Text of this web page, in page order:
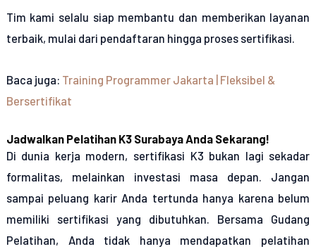
Tim kami selalu siap membantu dan memberikan layanan
terbaik, mulai dari pendaftaran hingga proses sertifikasi.
Baca juga: Training Programmer Jakarta | Fleksibel &
Bersertifikat
Jadwalkan Pelatihan K3 Surabaya Anda Sekarang!
Di dunia kerja modern, sertifikasi K3 bukan lagi sekadar
formalitas, melainkan investasi masa depan. Jangan
sampai peluang karir Anda tertunda hanya karena belum
memiliki sertifikasi yang dibutuhkan. Bersama Gudang
Pelatihan, Anda tidak hanya mendapatkan pelatihan